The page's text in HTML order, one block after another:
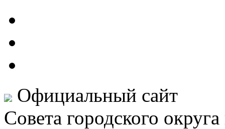
Официальный сайт
Совета городского